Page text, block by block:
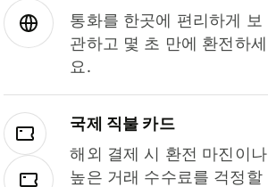
통화를 한곳에 편리하게 보
관하고 몇 초 만에 환전하세
요.
국제 직불 카드
해외 결제 시 환전 마진이나
높은 거래 수수료를 걱정할